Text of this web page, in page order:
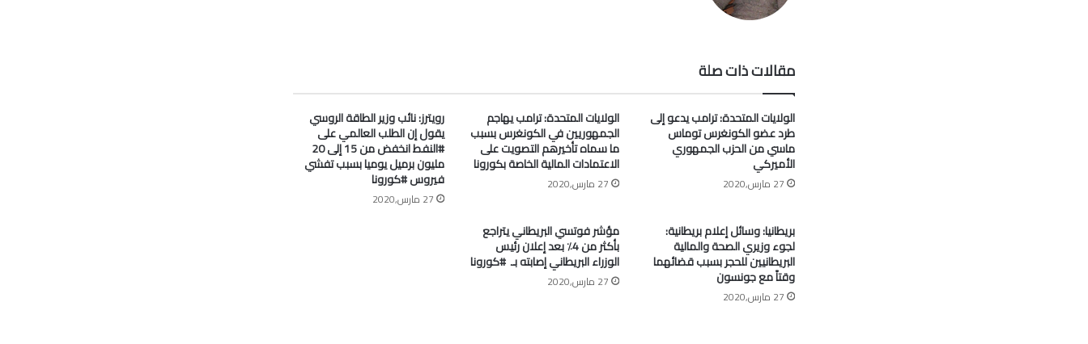
مقالات ذات صلة
الولايات المتحدة: ترامب يدعو إلى
طرد عضو الكونغرس توماس
ماسي من الحزب الجمهوري
الأميركي
27 مارس,2020
الولايات المتحدة: ترامب يهاجم
الجمهوريين في الكونغرس بسبب
ما سماه تأخيرهم التصويت على
الاعتمادات المالية الخاصة بكورونا
27 مارس,2020
رويترز: نائب وزير الطاقة الروسي
يقول إن الطلب العالمي على
#النفط انخفض من 15 إلى 20
مليون برميل يوميا بسبب تفشي
فيروس #كورونا
27 مارس,2020
بريطانيا: وسائل إعلام بريطانية:
لجوء وزيري الصحة والمالية
البريطانيين للحجر بسبب قضائهما
وقتاً مع جونسون
27 مارس,2020
مؤشر فوتسي البريطاني يتراجع
بأكثر من 4٪ بعد إعلان رئيس
الوزراء البريطاني إصابته بـ ⁧ #كورونا⁩
27 مارس,2020